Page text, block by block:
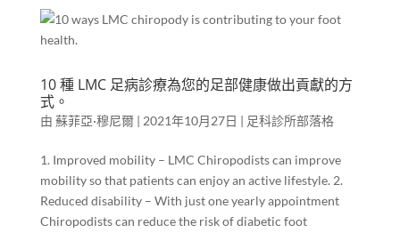
10 種 LMC 足病診療為您的足部健康做出貢獻的方
式。
由 蘇菲亞·穆尼爾| 2021年10月27日 | 足科診所部落格
1. Improved mobility – LMC Chiropodists can improve
mobility so that patients can enjoy an active lifestyle. 2.
Reduced disability – With just one yearly appointment
Chiropodists can reduce the risk of diabetic foot